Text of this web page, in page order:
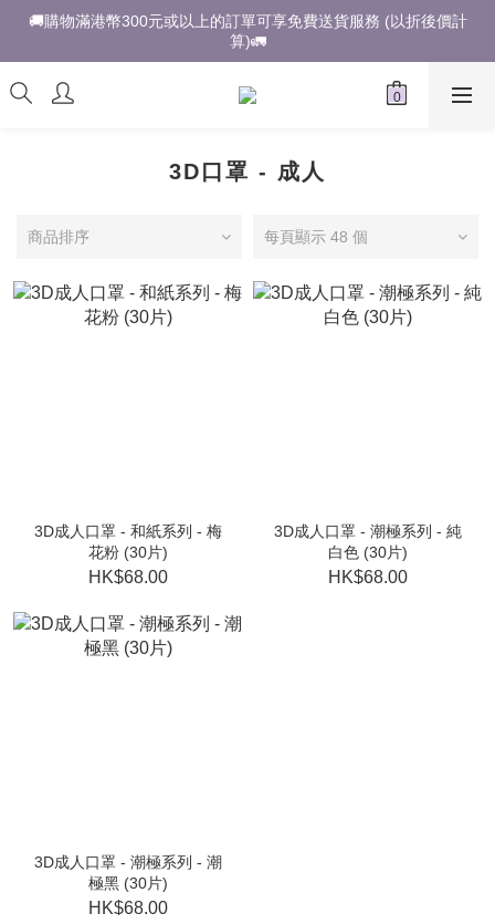
🚚購物滿港幣300元或以上的訂單可享免費送貨服務 (以折後價計
算)🚛
3D口罩 - 成人
商品排序 每頁顯示 48 個
3D成人口罩 - 和紙系列 - 梅
花粉 (30片)
HK$68.00
3D成人口罩 - 潮極系列 - 純
白色 (30片)
HK$68.00
3D成人口罩 - 潮極系列 - 潮
極黑 (30片)
HK$68.00